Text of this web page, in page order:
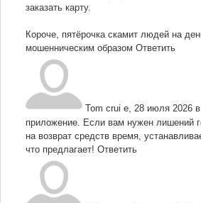
заказать карту.
Короче, пятёрочка скамит людей на
мошенническим образом Ответить
Tom crui e 28 июля 2026
приложение. Если вам нужен лишений
на возврат средств время,
что предлагает! Ответить